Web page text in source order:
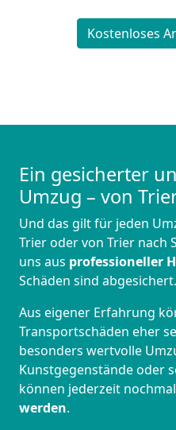
Kostenloses
Ein gesicherter
Umzug – von
Und das gilt für jeden
Trier oder von Trier nach
uns aus professioneller
Schäden sind abgesichert.
Aus eigener Erfahrung
Transportschäden eher
besonders wertvolle
Kunstgegenstände oder
können jederzeit
werden.